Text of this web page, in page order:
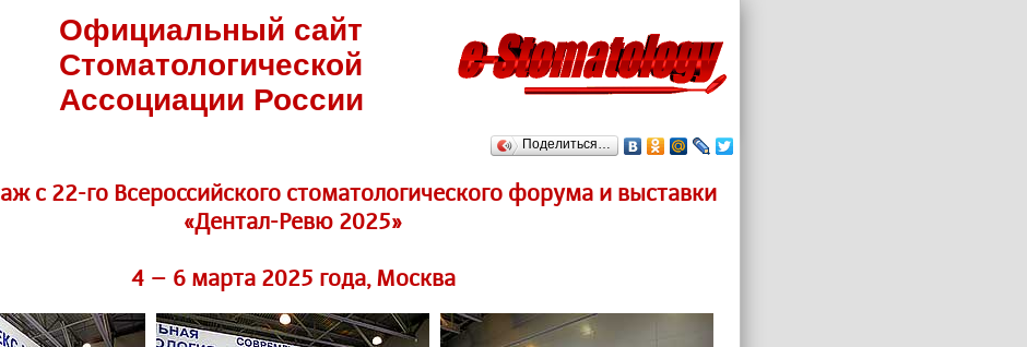
Официальный сайт
Стоматологической
Ассоциации России
Поделиться…
c 22-го Всероссийского стоматологического форума и выставки
«Дентал-Ревю 2025»
4 – 6 марта 2025 года, Москва